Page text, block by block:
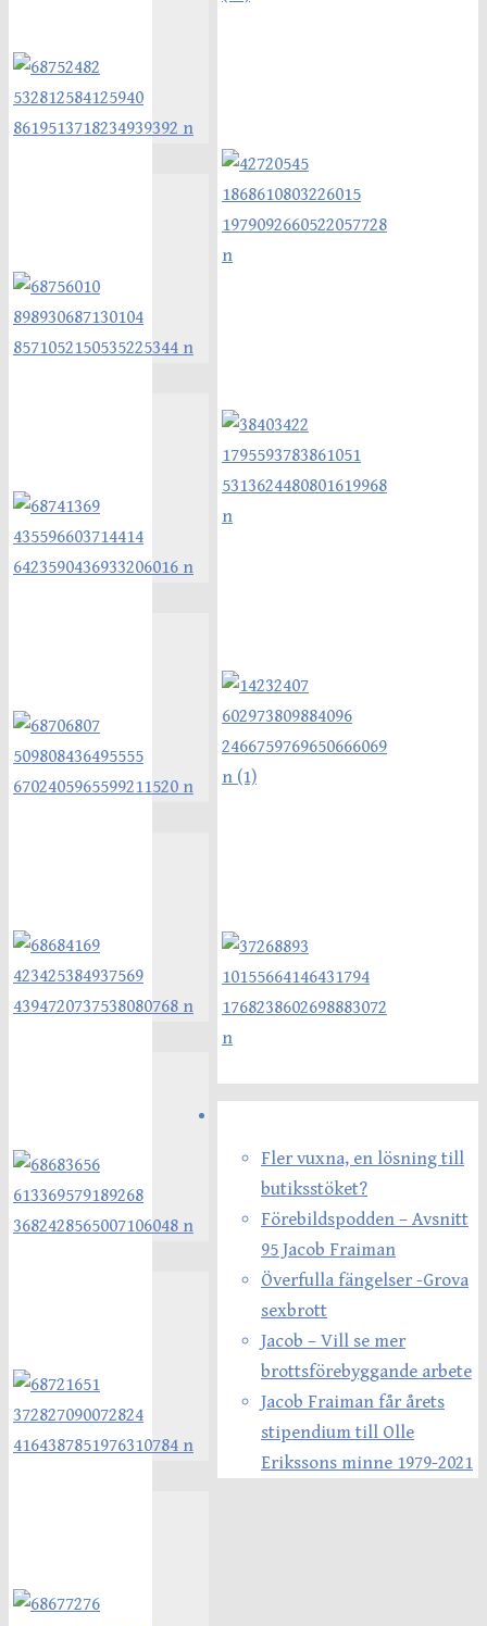
Fler vuxna, en lösning till
butiksstöket?
Förebildspodden – Avsnitt
95 Jacob Fraiman
Överfulla fängelser -Grova
sexbrott
Jacob – Vill se mer
brottsförebyggande arbete
Jacob Fraiman får årets
stipendium till Olle
Erikssons minne 1979-2021